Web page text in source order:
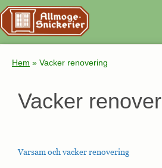
Hem » Vacker renovering
Vacker
Varsam och vacker renovering